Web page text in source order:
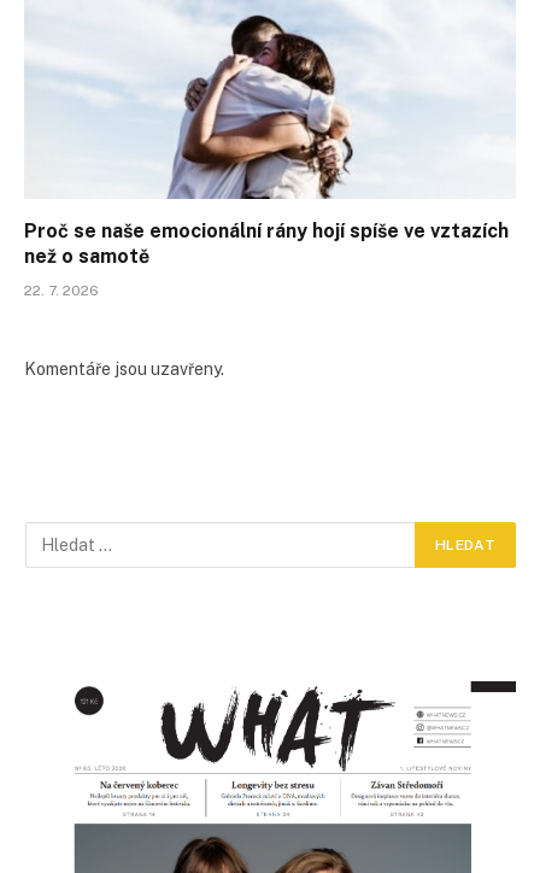
Proč se naše emocionální rány hojí spíše ve vztazích
než o samotě
22. 7. 2026
Komentáře jsou uzavřeny.